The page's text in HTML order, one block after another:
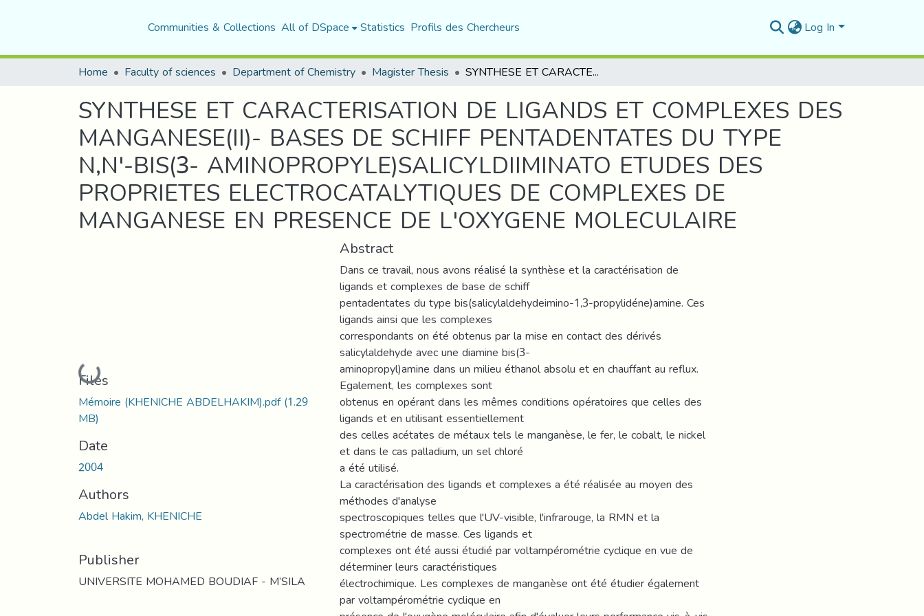
Communities & Collections All of DSpace Statistics Profils des Chercheurs Log In
Home Faculty of sciences Department of Chemistry Magister Thesis SYNTHESE ET CARACTERISATION DE LIGANDS ET COMPLEXES DES MANGANESE(II)- BASES DE SCHIFF PENTADENTATES DU TYPE N,N'-BIS(3- AMINOPROPYLE)SALICYLDIIMINATO ETUDES DES PROPRIETES ELECTROCATALYTIQUES DE COMPLEXES DE MANGANESE EN PRESENCE DE L'OXYGENE MOLECULAIRE
SYNTHESE ET CARACTERISATION DE LIGANDS ET COMPLEXES DES
MANGANESE(II)- BASES DE SCHIFF PENTADENTATES DU TYPE
N,N'-BIS(3- AMINOPROPYLE)SALICYLDIIMINATO ETUDES DES
PROPRIETES ELECTROCATALYTIQUES DE COMPLEXES DE
MANGANESE EN PRESENCE DE L'OXYGENE MOLECULAIRE
Loading...
Files
Mémoire (KHENICHE ABDELHAKIM).pdf(1.29
MB)
Date
2004
Authors
Abdel Hakim, KHENICHE
Publisher
UNIVERSITE MOHAMED BOUDIAF - M’SILA
Abstract
Dans ce travail, nous avons réalisé la synthèse et la caractérisation de
ligands et complexes de base de schiff
pentadentates du type bis(salicylaldehydeimino-1,3-propylidéne)amine. Ces
ligands ainsi que les complexes
correspondants on été obtenus par la mise en contact des dérivés
salicylaldehyde avec une diamine bis(3-
aminopropyl)amine dans un milieu éthanol absolu et en chauffant au reflux.
Egalement, les complexes sont
obtenus en opérant dans les mêmes conditions opératoires que celles des
ligands et en utilisant essentiellement
des celles acétates de métaux tels le manganèse, le fer, le cobalt, le nickel
et dans le cas palladium, un sel chloré
a été utilisé.
La caractérisation des ligands et complexes a été réalisée au moyen des
méthodes d'analyse
spectroscopiques telles que l'UV-visible, l'infrarouge, la RMN et la
spectrométrie de masse. Ces ligands et
complexes ont été aussi étudié par voltampérométrie cyclique en vue de
déterminer leurs caractéristiques
électrochimique. Les complexes de manganèse ont été étudier également
par voltampérométrie cyclique en